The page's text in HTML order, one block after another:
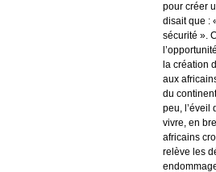
pour créer
disait que :
sécurité ».
la création
aux
du
peu, l’éveil
vivre, en
africains
relève les